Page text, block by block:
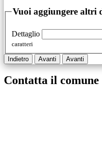
Vuoi aggiungere altri
Dettaglio
caratteri
Indietro Avanti Avanti
Contatta il comune